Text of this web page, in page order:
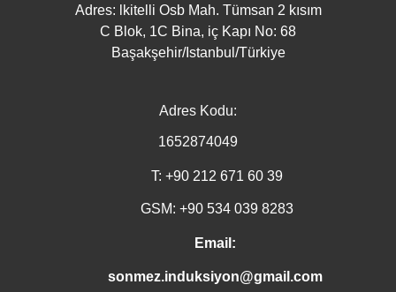
Adres: lkitelli Osb Mah. Tümsan 2 kısım
C Blok, 1C Bina, iç Kapı No: 68
Başakşehir/Istanbul/Türkiye
Adres Kodu:
1652874049
T: +90 212 671 60 39
GSM: +90 534 039 8283
Email:
sonmez.induksiyon@gmail.com